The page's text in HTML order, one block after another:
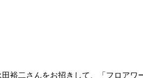
裕二さんをお招きして、「フロアワ